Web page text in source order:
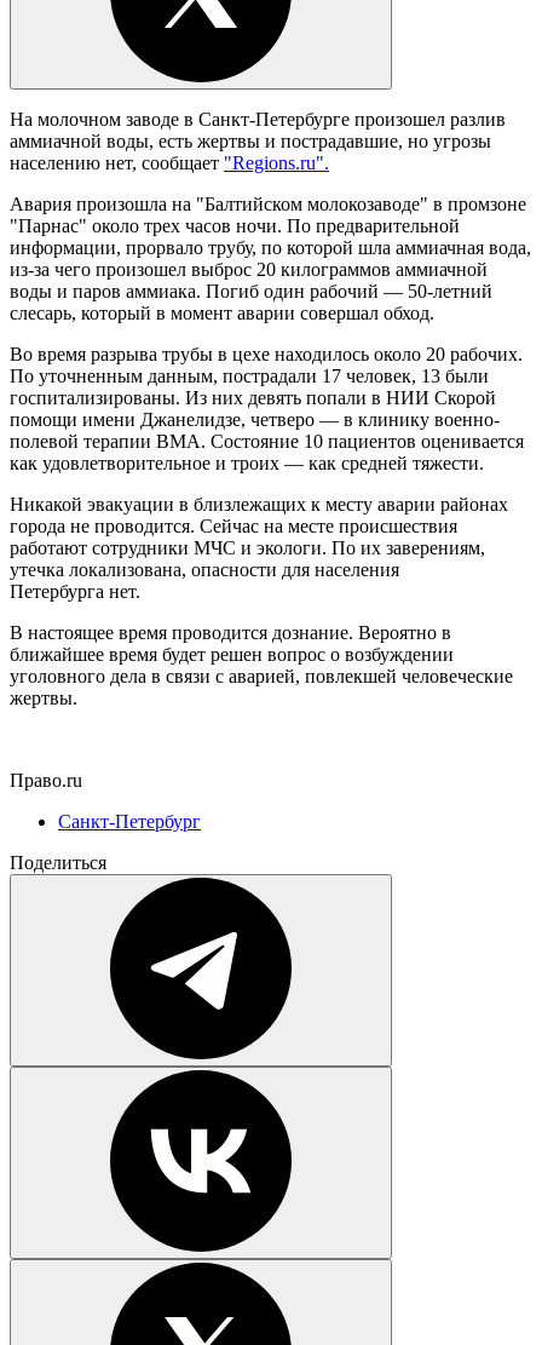
На молочном заводе в Санкт-Петербурге произошел разлив
аммиачной воды, есть жертвы и пострадавшие, но угрозы
населению нет, сообщает "Regions.ru".
Авария произошла на "Балтийском молокозаводе" в промзоне
"Парнас" около трех часов ночи. По предварительной
информации, прорвало трубу, по которой шла аммиачная вода,
из-за чего произошел выброс 20 килограммов аммиачной
воды и паров аммиака. Погиб один рабочий — 50-летний
слесарь, который в момент аварии совершал обход.
Во время разрыва трубы в цехе находилось около 20 рабочих.
По уточненным данным, пострадали 17 человек, 13 были
госпитализированы. Из них девять попали в НИИ Скорой
помощи имени Джанелидзе, четверо — в клинику военно-
полевой терапии ВМА. Состояние 10 пациентов оценивается
как удовлетворительное и троих — как средней тяжести.
Никакой эвакуации в близлежащих к месту аварии районах
города не проводится. Сейчас на месте происшествия
работают сотрудники МЧС и экологи. По их заверениям,
утечка локализована, опасности для населения
Петербурга нет.
В настоящее время проводится дознание. Вероятно в
ближайшее время будет решен вопрос о возбуждении
уголовного дела в связи с аварией, повлекшей человеческие
жертвы.
Право.ru
Санкт-Петербург
Поделиться